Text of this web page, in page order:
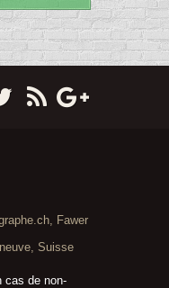
Fawer
Suisse
cas de non-